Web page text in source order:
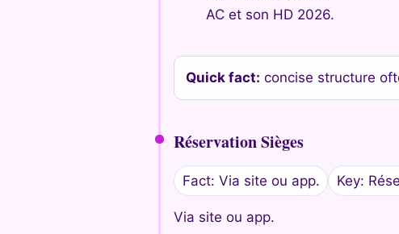
AC et son HD 2026.
Quick fact: concise structure
Réservation Sièges
Fact: Via site ou app. Key:
Via site ou app.